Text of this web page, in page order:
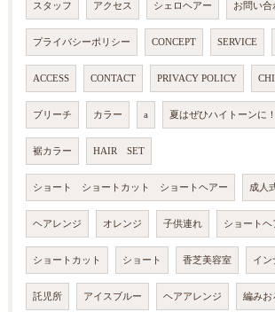
スタッフ アクセス シェロヘアー お問い合
プライバシーポリシー CONCEPT SERVICE
ACCESS CONTACT PRIVACY POLICY
ブリーチ カラー a 夏はぜひハイトーンに！
裾カラー HAIR SET
ショート ショートカット ショートヘアー 成人
ヘアレンジ オレンジ 子供連れ ショートヘ
ショートカット ショート 香芝美容室 イン
託児所 アイスブルー ヘアアレンジ 編みお